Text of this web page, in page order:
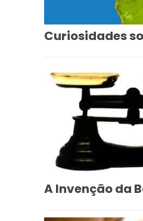
Curiosidades
A Invenção da